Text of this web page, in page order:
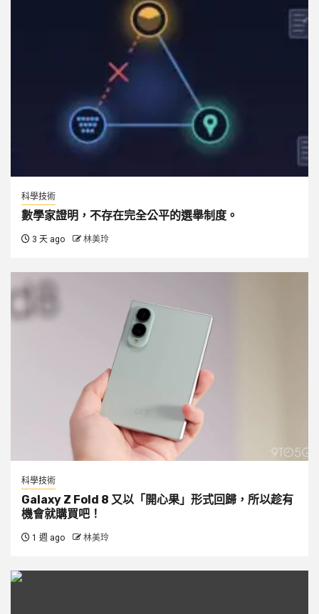
科學技術
數學家證明，不存在完全公平的選舉制度。
3 天 ago 林美玲
科學技術
Galaxy Z Fold 8 又以「開心果」形式回歸，所以趁有
機會就購買吧！
1 週 ago 林美玲